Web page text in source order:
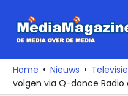
naar
media
over
de
Home Nieuws
volgen via Q-dance Radio